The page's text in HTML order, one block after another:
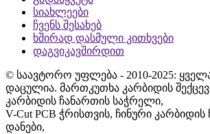
სიახლეები
ჩვენს შესახებ
ხშირად დასმული კითხვები
დაგვიკავშირდით
© საავტორო უფლება - 2010-2025:
დაცულია. მართკუთხა კარბიდის
კარბიდის ჩანართის საჭრელი,
V-Cut PCB ჭრისთვის, ჩინური
დანები,